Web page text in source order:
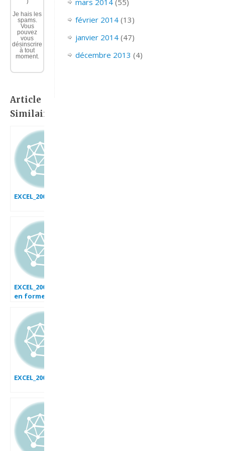
Je hais les
spams.
Vous
pouvez
vous
désinscrire
à tout
moment.
Article
Similaire:
EXCEL_2007_EX_GRAPHIQUE_THERMOMETRE_POURCENTAGE
EXCEL_2007_Dashboard_Mise
en forme
EXCEL_2007_EX_AVANCEMENT_POURCENTAGE
mars 2014(55)
février 2014(13)
janvier 2014(47)
décembre 2013 (4)